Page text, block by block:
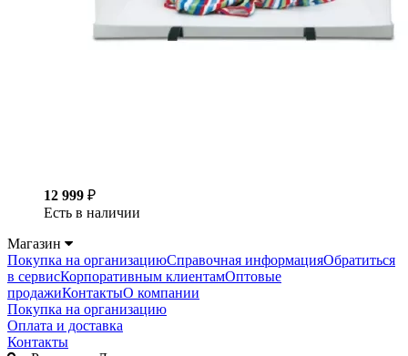
12 999 ₽
Есть в наличии
Магазин
Покупка на организациюСправочная информацияОбратиться
в сервисКорпоративным клиентамОптовые
продажиКонтактыО компании
Покупка на организацию
Оплата и доставка
Контакты